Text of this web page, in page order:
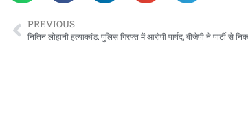
PREVIOUS
नितिन लोहानी हत्याकांड: पुलिस गिरफ्त में आरोपी पार्षद, बीजेपी ने पार्टी से